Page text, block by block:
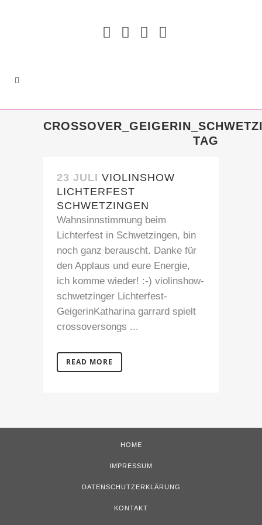
TAG
23 JULI VIOLINSHOW
LICHTERFEST
SCHWETZINGEN
Wahnsinnstimmung beim
Lichterfest in Schwetzingen, bin
noch ganz berauscht. Danke für
den Applaus und eure Energie,
ich komme wieder! :-) violinshow-
schwetzinger Lichterfest-
GeigerinKatharina garrard spielt
crossoversongs ...
READ MORE
HOME
IMPRESSUM
DATENSCHUTZERKLÄRUNG
KONTAKT